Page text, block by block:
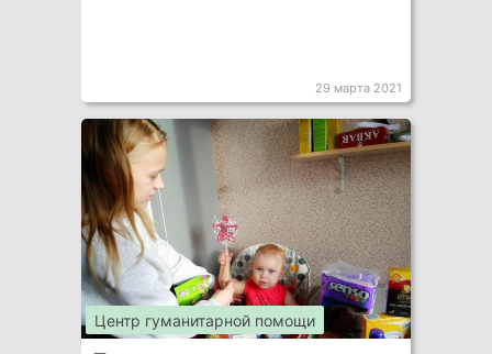
29 марта 2021
Центр гуманитарной помощи